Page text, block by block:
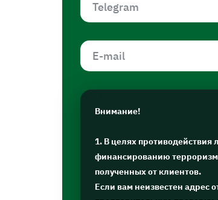
Внимание!
1. В целях противодействия
финансированию
полученных от клиентов.
Если вам неизвестен адрес